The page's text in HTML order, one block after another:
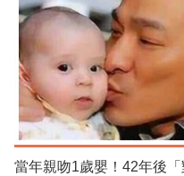
當年親吻1歲嬰！42年後